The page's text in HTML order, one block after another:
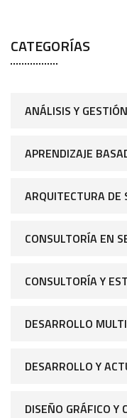
CATEGORÍAS
ANÁLISIS Y
APRENDIZAJE
ARQUITECTURA DE
CONSULTORÍA EN
CONSULTORÍA Y
DESARROLLO
DESARROLLO Y
DISEÑO GRÁFICO Y